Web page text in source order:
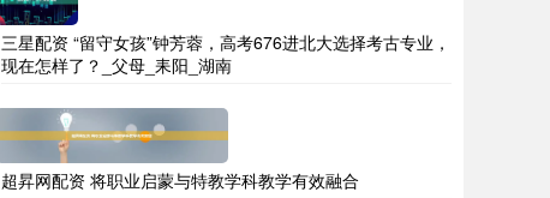
三星配资 “留守女孩”钟芳蓉，高考676进北大选择考古专业，
现在怎样了？_父母_耒阳_湖南
超昇网配资 将职业启蒙与特教学科教学有效融合